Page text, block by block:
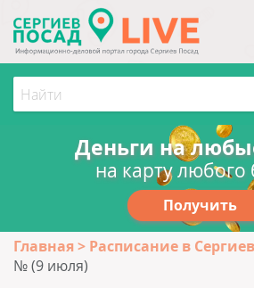
Деньги на
на карту любого
Получить
Главная
Расписание в
№ (9 июля)